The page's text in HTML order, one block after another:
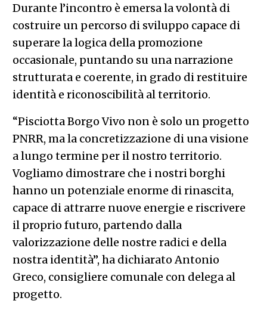
Durante l’incontro è emersa la volontà di
costruire un percorso di sviluppo capace di
superare la logica della promozione
occasionale, puntando su una narrazione
strutturata e coerente, in grado di restituire
identità e riconoscibilità al territorio.
“Pisciotta Borgo Vivo non è solo un progetto
PNRR, ma la concretizzazione di una visione
a lungo termine per il nostro territorio.
Vogliamo dimostrare che i nostri borghi
hanno un potenziale enorme di rinascita,
capace di attrarre nuove energie e riscrivere
il proprio futuro, partendo dalla
valorizzazione delle nostre radici e della
nostra identità”, ha dichiarato Antonio
Greco, consigliere comunale con delega al
progetto.